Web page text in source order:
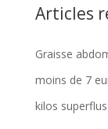
Articles
Graisse
moins de 7
kilos superflus